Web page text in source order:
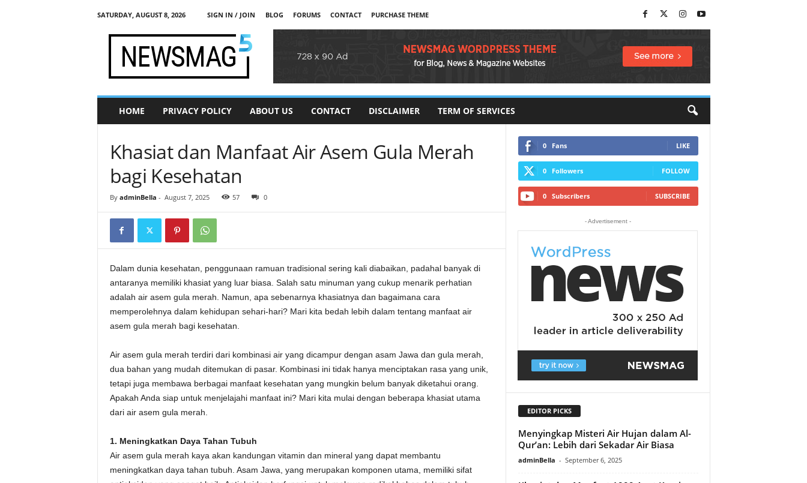
SATURDAY, AUGUST 8, 2026 SIGN IN / JOIN BLOG FORUMS CONTACT
PURCHASE THEME
HOME PRIVACY POLICY ABOUT US CONTACT DISCLAIMER TERM OF SERVICES
Khasiat dan Manfaat Air Asem Gula Merah
bagi Kesehatan
By adminBella - August 7, 2025 57 0
Dalam dunia kesehatan, penggunaan ramuan tradisional sering kali diabaikan, padahal banyak di
antaranya memiliki khasiat yang luar biasa. Salah satu minuman yang cukup menarik perhatian
adalah air asem gula merah. Namun, apa sebenarnya khasiatnya dan bagaimana cara
memperolehnya dalam kehidupan sehari-hari? Mari kita bedah lebih dalam tentang manfaat air
asem gula merah bagi kesehatan.
Air asem gula merah terdiri dari kombinasi air yang dicampur dengan asam Jawa dan gula merah,
dua bahan yang mudah ditemukan di pasar. Kombinasi ini tidak hanya menciptakan rasa yang unik,
tetapi juga membawa berbagai manfaat kesehatan yang mungkin belum banyak diketahui orang.
Apakah Anda siap untuk menjelajahi manfaat ini? Mari kita mulai dengan beberapa khasiat utama
dari air asem gula merah.
1. Meningkatkan Daya Tahan Tubuh
Air asem gula merah kaya akan kandungan vitamin dan mineral yang dapat membantu
meningkatkan daya tahan tubuh. Asam Jawa, yang merupakan komponen utama, memiliki sifat
0 Fans LIKE
0 Followers FOLLOW
0 Subscribers SUBSCRIBE
- Advertisement -
EDITOR PICKS
Menyingkap Misteri Air Hujan dalam Al-
Qur’an: Lebih dari Sekadar Air Biasa
adminBella - September 6, 2025